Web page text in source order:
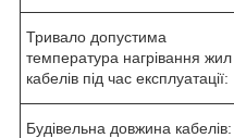
Тривало допустима
температура нагрівання жил
кабелів під час експлуатації:
Будівельна довжина кабелів: